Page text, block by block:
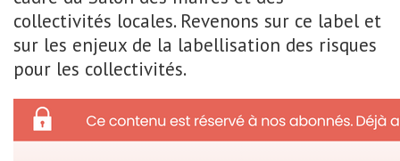
collectivités locales. Revenons sur ce label et
sur les enjeux de la labellisation des risques
pour les collectivités.